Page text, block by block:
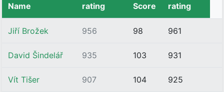
Name
rating
Score
rating
Jiří Brožek 956 98 961
David Šindelář 935 103 931
Vít Tišer 907 104 925